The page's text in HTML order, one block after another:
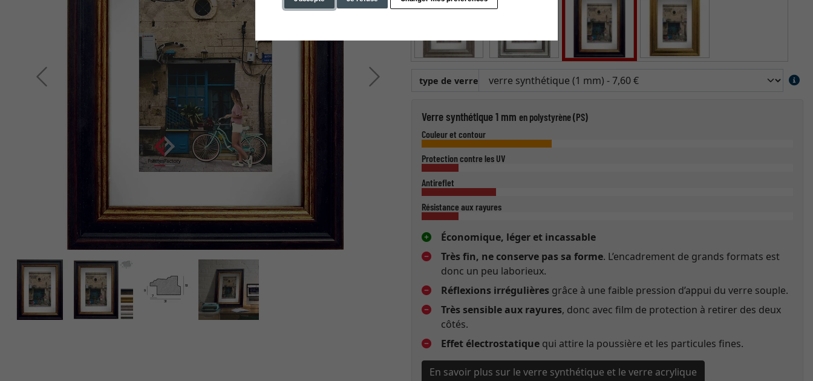
Retour Continuer type de verre
Verre synthétique 1 mm en polystyrène (PS)
Couleur et contour
Protection contre les UV
Antireflet
Résistance aux rayures
Économique, léger et incassable
Très fin, ne conserve pas sa forme. L’encadrement de grands formats est
donc un peu laborieux.
Réflexions irrégulières grâce à une faible pression d’appui du verre souple.
Très sensible aux rayures, donc avec film de protection à retirer des deux
côtés.
Effet électrostatique qui attire la poussière et les particules fines.
En savoir plus sur le verre synthétique et le verre acrylique